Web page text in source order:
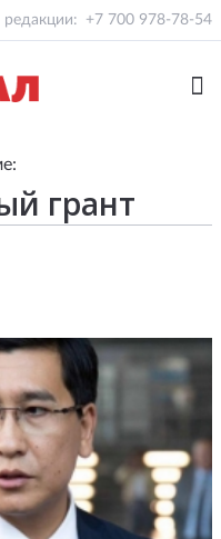
редакции: +7 700 978-78-54